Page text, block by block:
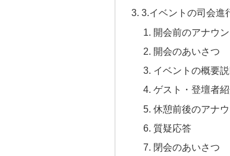
3.イベントの司会進
開会前のアナウン
開会のあいさつ
イベントの概要
ゲスト・登壇者
休憩前後のアナウ
質疑応答
閉会のあいさつ